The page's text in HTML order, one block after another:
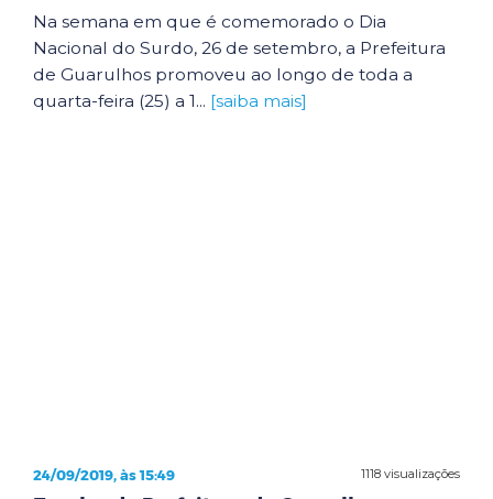
Na semana em que é comemorado o Dia
Nacional do Surdo, 26 de setembro, a Prefeitura
de Guarulhos promoveu ao longo de toda a
quarta-feira (25) a 1... [saiba mais]
1118 visualizações
24/09/2019, às 15:49